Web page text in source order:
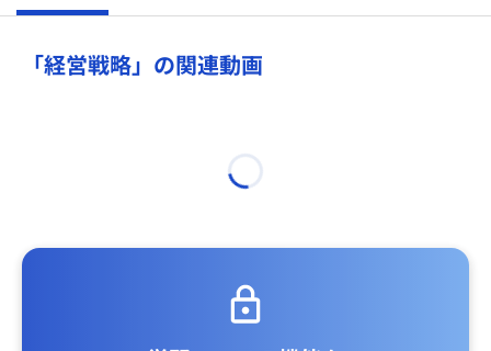
「経営戦略」の関連動画